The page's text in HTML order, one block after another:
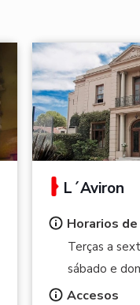
L´Aviron
Horarios
Terças a
sábado e
Accesos